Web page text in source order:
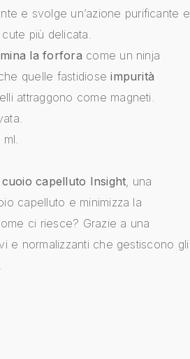
e svolge un’azione purificante e
più delicata.
la forfora come un ninja
quelle fastidioseimpurità
attraggono come magneti.
capelluto Insight , una
capelluto e minimizza la
ci riesce? Grazie a una
e normalizzanti che gestiscono gli